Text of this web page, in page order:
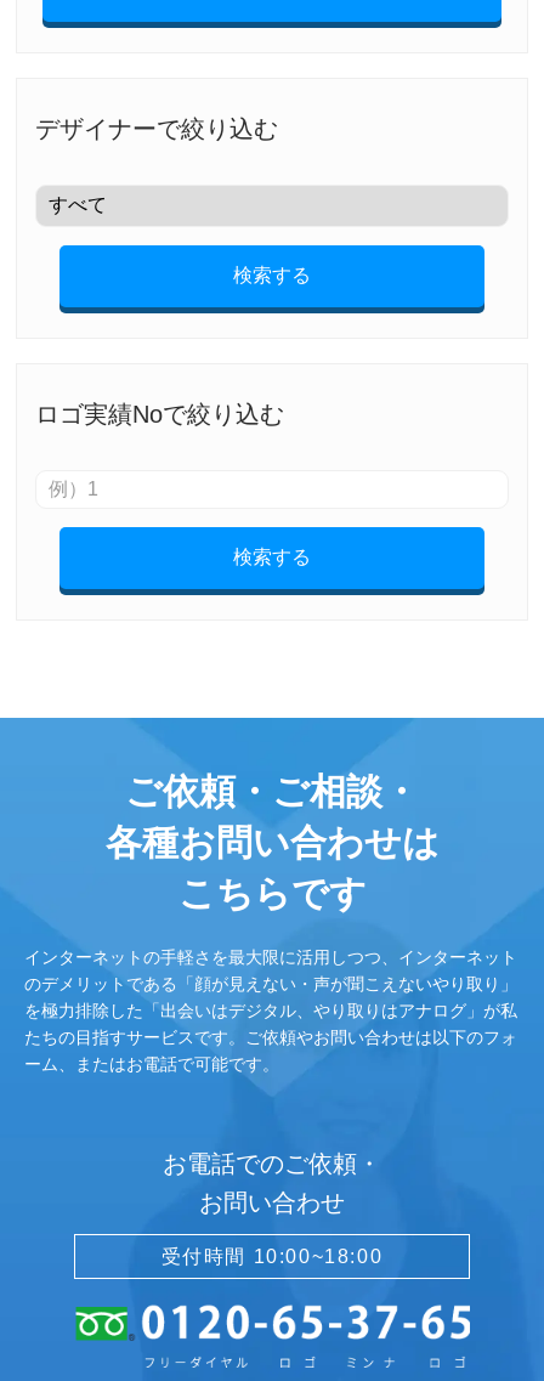
デザイナーで絞り込む
検索する
ロゴ実績Noで絞り込む
検索する
ご依頼・ご相談・
各種お問い合わせは
こちらです
インターネットの手軽さを最大限に活用しつつ、インターネット
のデメリットである「顔が見えない・声が聞こえないやり取り」
を極力排除した「出会いはデジタル、やり取りはアナログ」が私
たちの目指すサービスです。ご依頼やお問い合わせは以下のフォ
ーム、またはお電話で可能です。
お電話でのご依頼・
お問い合わせ
受付時間 10:00~18:00